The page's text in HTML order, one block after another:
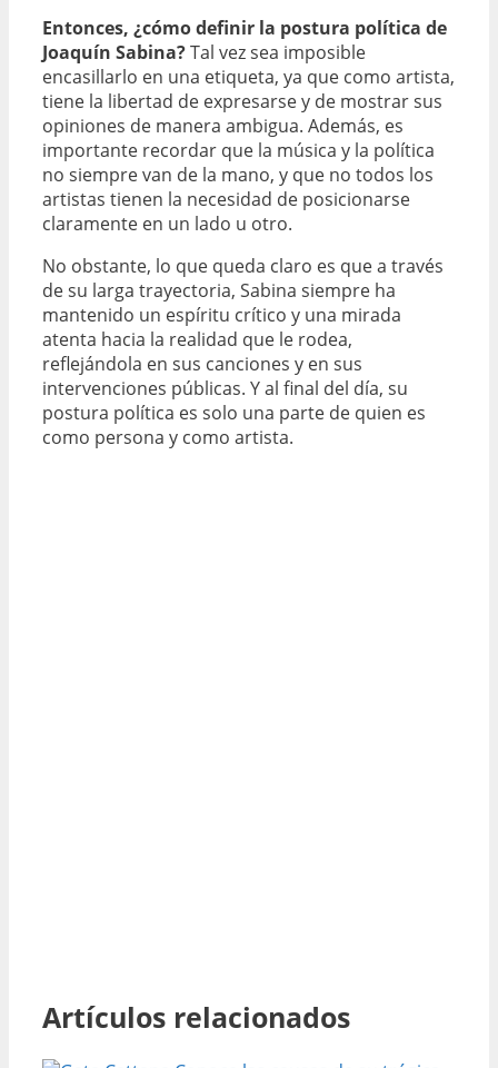
Entonces, ¿cómo definir la postura política de
Joaquín Sabina?Tal vez sea imposible
encasillarlo en una etiqueta, ya que como artista,
tiene la libertad de expresarse y de mostrar sus
opiniones de manera ambigua. Además, es
importante recordar que la música y la política
no siempre van de la mano, y que no todos los
artistas tienen la necesidad de posicionarse
claramente en un lado u otro.
No obstante, lo que queda claro es que a través
de su larga trayectoria, Sabina siempre ha
mantenido un espíritu crítico y una mirada
atenta hacia la realidad que le rodea,
reflejándola en sus canciones y en sus
intervenciones públicas. Y al final del día, su
postura política es solo una parte de quien es
como persona y como artista.
Artículos relacionados